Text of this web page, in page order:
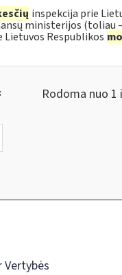
inspekcija prie
ministerijos (toliau
Respublikos
Rodoma nuo 1
Vertybės